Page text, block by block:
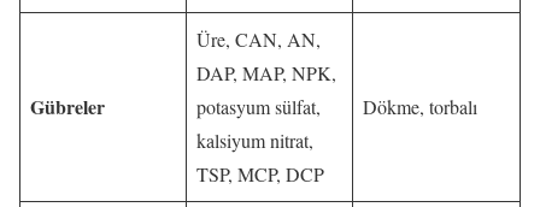
Gübreler
Üre, CAN, AN,
DAP, MAP, NPK,
potasyum sülfat,
kalsiyum nitrat,
TSP, MCP, DCP
Dökme, torbalı